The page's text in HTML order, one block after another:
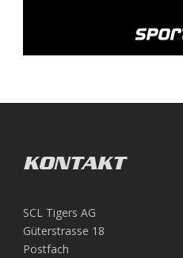
KONTAKT
SCL Tigers AG
Güterstrasse 18
Postfach